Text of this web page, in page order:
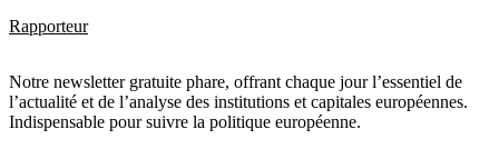
Rapporteur
Notre newsletter gratuite phare, offrant chaque jour l’essentiel de
l’actualité et de l’analyse des institutions et capitales européennes.
Indispensable pour suivre la politique européenne.